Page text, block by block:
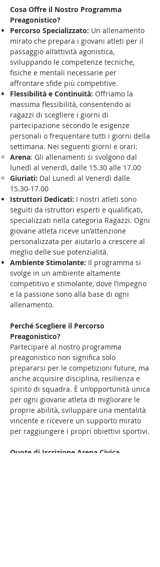
Cosa Offre il Nostro Programma
Preagonistico?
Percorso Specializzato: Un allenamento
mirato che prepara i giovani atleti per il
passaggio all’attività agonistica,
sviluppando le competenze tecniche,
fisiche e mentali necessarie per
affrontare sfide più competitive.
Flessibilità e Continuità: Offriamo la
massima flessibilità, consentendo ai
ragazzi di scegliere i giorni di
partecipazione secondo le esigenze
personali o frequentare tutti i giorni della
settimana. Nei seguenti giorni e orari:
Arena: Gli allenamenti si svolgono dal
lunedì al venerdì, dalle 15.30 alle 17.00
Giuriati: Dal Lunedì al Venerdì dalle
15.30-17.00
Istruttori Dedicati: I nostri atleti sono
seguiti da istruttori esperti e qualificati,
specializzati nella categoria Ragazzi. Ogni
giovane atleta riceve un’attenzione
personalizzata per aiutarlo a crescere al
meglio delle sue potenzialità.
Ambiente Stimolante: Il programma si
svolge in un ambiente altamente
competitivo e stimolante, dove l’impegno
e la passione sono alla base di ogni
allenamento.
Perché Scegliere il Percorso
Preagonistico?
Partecipare al nostro programma
preagonistico non significa solo
prepararsi per le competizioni future, ma
anche acquisire disciplina, resilienza e
spirito di squadra. È un’opportunità unica
per ogni giovane atleta di migliorare le
proprie abilità, sviluppare una mentalità
vincente e ricevere un supporto mirato
per raggiungere i propri obiettivi sportivi.
Quote di Iscrizione Arena Civica